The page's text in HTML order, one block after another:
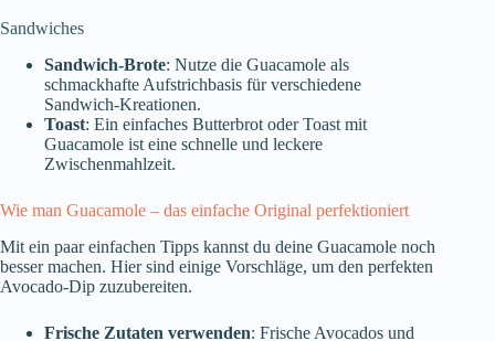
Sandwiches
Sandwich-Brote: Nutze die Guacamole als
schmackhafte Aufstrichbasis für verschiedene
Sandwich-Kreationen.
Toast: Ein einfaches Butterbrot oder Toast mit
Guacamole ist eine schnelle und leckere
Zwischenmahlzeit.
Wie man Guacamole – das einfache Original perfektioniert
Mit ein paar einfachen Tipps kannst du deine Guacamole noch
besser machen. Hier sind einige Vorschläge, um den perfekten
Avocado-Dip zuzubereiten.
Frische Zutaten verwenden: Frische Avocados und